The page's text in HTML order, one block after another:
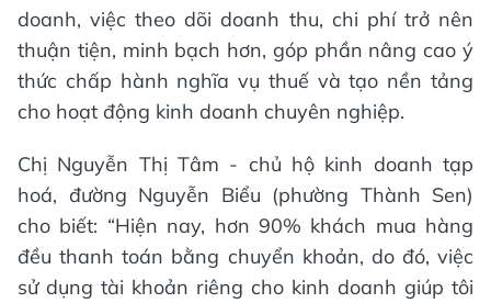
doanh, việc theo dõi doanh thu, chi phí trở nên
thuận tiện, minh bạch hơn, góp phần nâng cao ý
thức chấp hành nghĩa vụ thuế và tạo nền tảng
cho hoạt động kinh doanh chuyên nghiệp.
Chị Nguyễn Thị Tâm - chủ hộ kinh doanh tạp
hoá, đường Nguyễn Biểu (phường Thành Sen)
cho biết: “Hiện nay, hơn 90% khách mua hàng
đều thanh toán bằng chuyển khoản, do đó, việc
sử dụng tài khoản riêng cho kinh doanh giúp tôi